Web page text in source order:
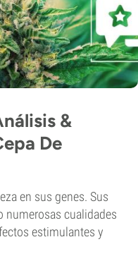
&
De
en sus genes. Sus
numerosas cualidades
estimulantes y